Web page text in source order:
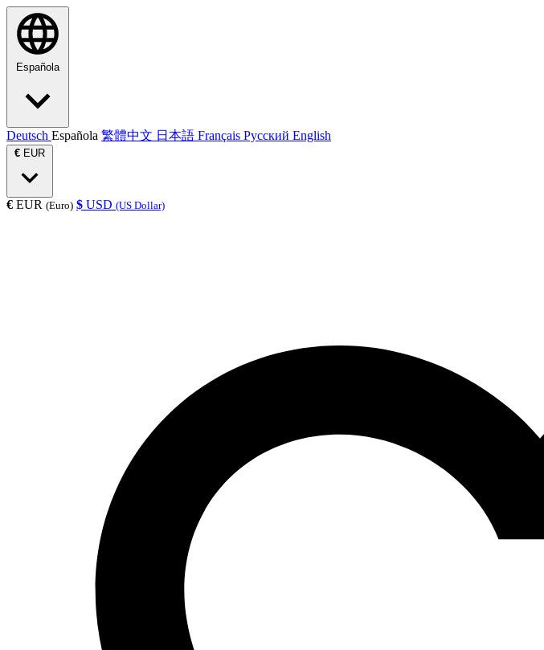
Española
Deutsch Española 繁體中文 日本語 Français Русский English
€ EUR
€ EUR (Euro) $ USD (US Dollar)